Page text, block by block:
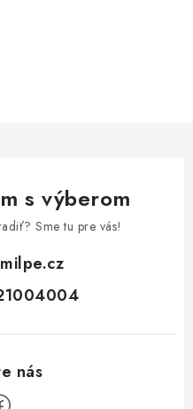
s výberom
Sme tu pre vás!
milpe.cz